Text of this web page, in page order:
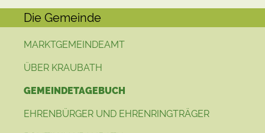
Die Gemeinde
MARKTGEMEINDEAMT
ÜBER KRAUBATH
GEMEINDETAGEBUCH
EHRENBÜRGER UND EHRENRINGTRÄGER